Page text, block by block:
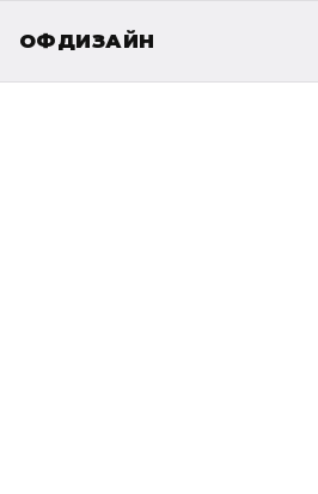
ОФДИЗАЙН